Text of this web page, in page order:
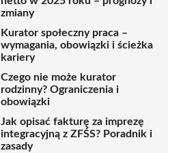
zmiany
Kurator społeczny praca –
wymagania, obowiązki i ścieżka
kariery
Czego nie może kurator
rodzinny? Ograniczenia i
obowiązki
Jak opisać fakturę za imprezę
integracyjną z ZFŚS? Poradnik i
zasady